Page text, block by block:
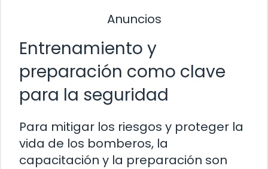
Anuncios
Entrenamiento y
preparación como clave
para la seguridad
Para mitigar los riesgos y proteger la
vida de los bomberos, la
capacitación y la preparación son